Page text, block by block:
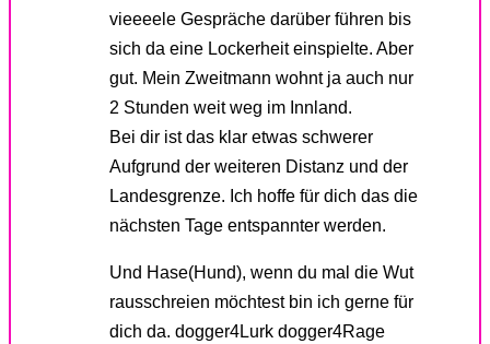
vieeeele Gespräche darüber führen bis
sich da eine Lockerheit einspielte. Aber
gut. Mein Zweitmann wohnt ja auch nur
2 Stunden weit weg im Innland.
Bei dir ist das klar etwas schwerer
Aufgrund der weiteren Distanz und der
Landesgrenze. Ich hoffe für dich das die
nächsten Tage entspannter werden.
Und Hase(Hund), wenn du mal die Wut
rausschreien möchtest bin ich gerne für
dich da. dogger4Lurk dogger4Rage